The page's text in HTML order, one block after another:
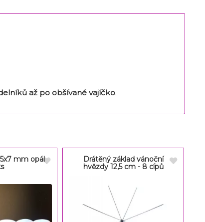
až po obšívané vajíčko.
mm opál
Drátěný základ vánoční
hvězdy 12,5 cm - 8 cípů